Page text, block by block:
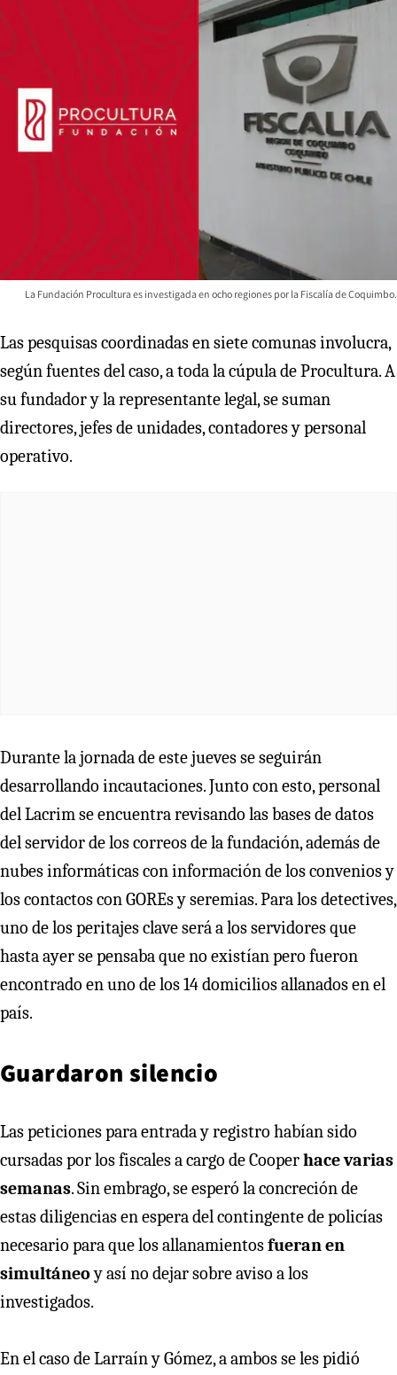
La Fundación Procultura es investigada en ocho regiones por la Fiscalía de Coquimbo.
Las pesquisas coordinadas en siete comunas involucra,
según fuentes del caso, a toda la cúpula de Procultura. A
su fundador y la representante legal, se suman
directores, jefes de unidades, contadores y personal
operativo.
Durante la jornada de este jueves se seguirán
desarrollando incautaciones. Junto con esto, personal
del Lacrim se encuentra revisando las bases de datos
del servidor de los correos de la fundación, además de
nubes informáticas con información de los convenios y
los contactos con GOREs y seremias. Para los detectives,
uno de los peritajes clave será a los servidores que
hasta ayer se pensaba que no existían pero fueron
encontrado en uno de los 14 domicilios allanados en el
país.
Guardaron silencio
Las peticiones para entrada y registro habían sido
cursadas por los fiscales a cargo de Cooperhace varias
semanas. Sin embrago, se esperó la concreción de
estas diligencias en espera del contingente de policías
necesario para que los allanamientosfueran en
simultáneoy así no dejar sobre aviso a los
investigados.
En el caso de Larraín y Gómez, a ambos se les pidió